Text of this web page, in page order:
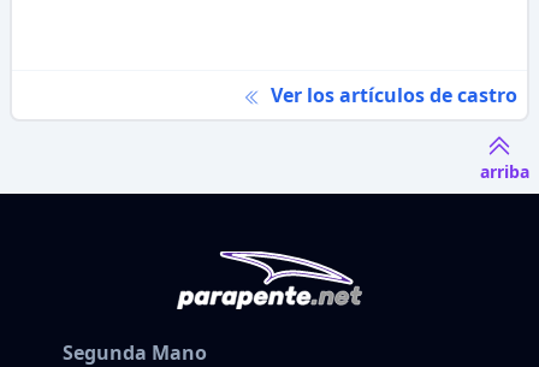
Ver los artículos de castro
arriba
Segunda Mano